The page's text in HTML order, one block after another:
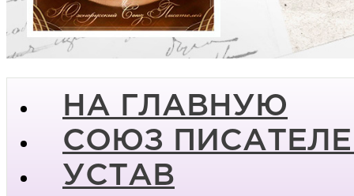
НА ГЛАВНУЮ
СОЮЗ
УСТАВ